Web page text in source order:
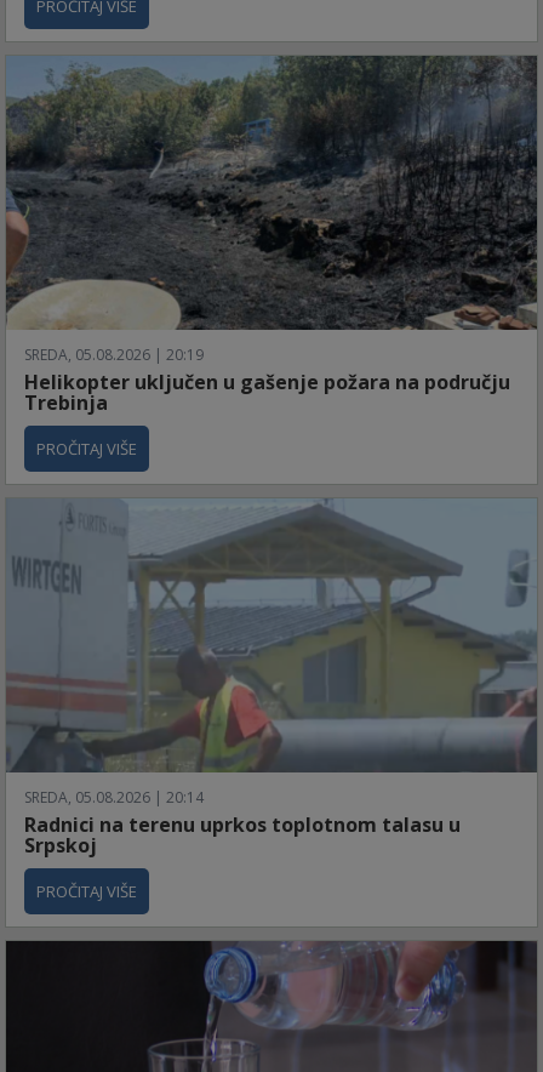
PROČITAJ VIŠE
SREDA, 05.08.2026 | 20:19
Helikopter uključen u gašenje požara na području
Trebinja
PROČITAJ VIŠE
SREDA, 05.08.2026 | 20:14
Radnici na terenu uprkos toplotnom talasu u
Srpskoj
PROČITAJ VIŠE